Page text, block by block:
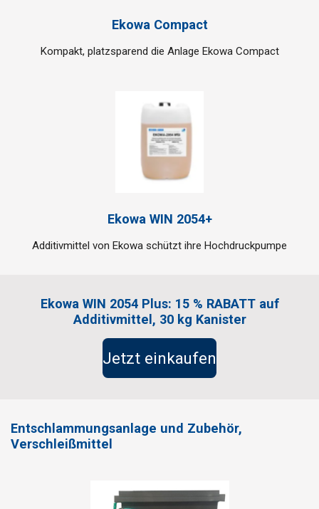
Ekowa Compact
Kompakt, platzsparend die Anlage Ekowa Compact
Ekowa WIN 2054+
Additivmittel von Ekowa schützt ihre Hochdruckpumpe
Ekowa WIN 2054 Plus: 15 % RABATT auf
Additivmittel, 30 kg Kanister
Jetzt einkaufen
Entschlammungsanlage und Zubehör,
Verschleißmittel